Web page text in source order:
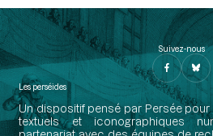
Suivez-nous
Les perséides
Un dispositif pensé par Persée
textuels et iconographiques